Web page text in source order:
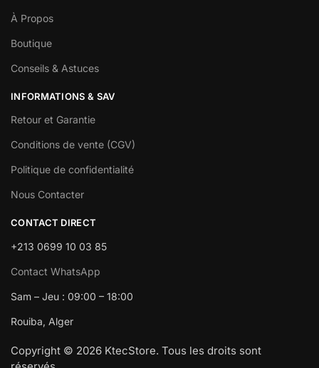
À Propos
Boutique
Conseils & Astuces
INFORMATIONS & SAV
Retour et Garantie
Conditions de vente (CGV)
Politique de confidentialité
Nous Contacter
CONTACT DIRECT
+213 0699 10 03 85
Contact WhatsApp
Sam – Jeu : 09:00 – 18:00
Rouiba, Alger
Copyright © 2026 KtecStore. Tous les droits sont